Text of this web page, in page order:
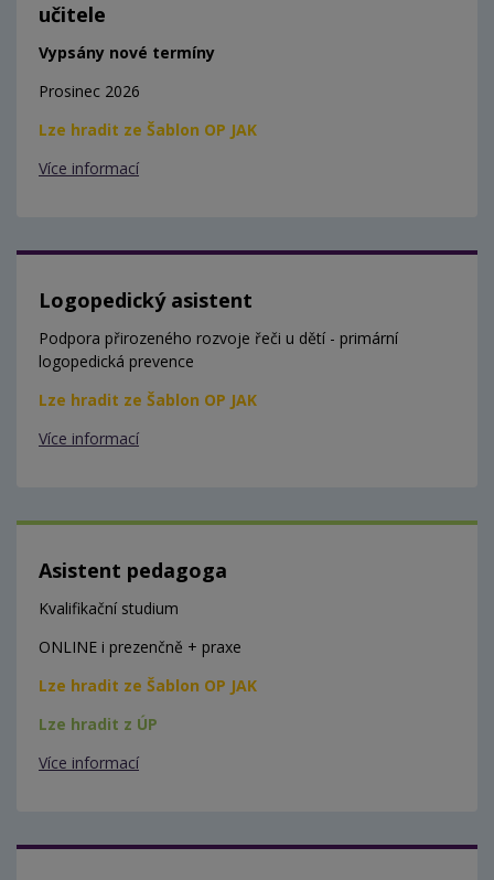
učitele
Vypsány nové termíny
Prosinec 2026
Lze hradit ze Šablon OP JAK
Více informací
Logopedický asistent
Podpora přirozeného rozvoje řeči u dětí - primární
logopedická prevence
Lze hradit ze Šablon OP JAK
Více informací
Asistent pedagoga
Kvalifikační studium
ONLINE i prezenčně + praxe
Lze hradit ze Šablon OP JAK
Lze hradit z ÚP
Více informací